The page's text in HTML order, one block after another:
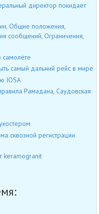
директор покидает
Общие положения,
сообщений, Ограничения,
самый дальний рейс в мире
IOSA
Рамадана, Саудовская
сквозной регистрации
keramogranit